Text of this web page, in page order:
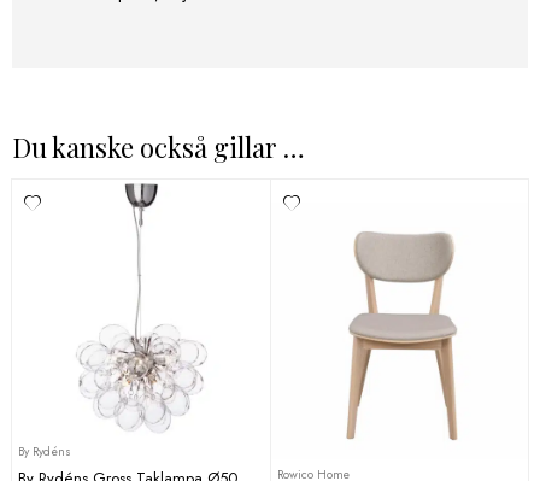
Du kanske också gillar …
By Rydéns
Rowico Home